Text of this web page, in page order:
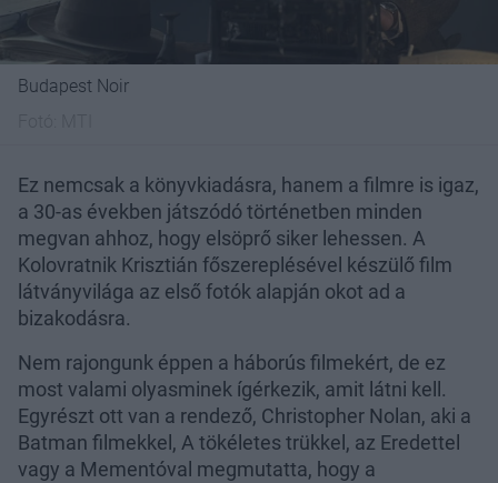
Budapest Noir
Ez nemcsak a könyvkiadásra, hanem a filmre is igaz,
a 30-as években játszódó történetben minden
megvan ahhoz, hogy elsöprő siker lehessen. A
Kolovratnik Krisztián főszereplésével készülő film
látványvilága az első fotók alapján okot ad a
bizakodásra.
Nem rajongunk éppen a háborús filmekért, de ez
most valami olyasminek ígérkezik, amit látni kell.
Egyrészt ott van a rendező, Christopher Nolan, aki a
Batman filmekkel, A tökéletes trükkel, az Eredettel
vagy a Mementóval megmutatta, hogy a